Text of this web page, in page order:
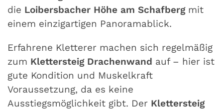
die Loibersbacher Höhe am Schafbergmit
einem einzigartigen Panoramablick.
Erfahrene Kletterer machen sich regelmäßig
zum Klettersteig Drachenwand auf – hier ist
gute Kondition und Muskelkraft
Voraussetzung, da es keine
Ausstiegsmöglichkeit gibt. Der Klettersteig